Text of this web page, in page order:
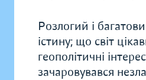
Розлогий і
істину; що світ
геополітичні
зачаровувався